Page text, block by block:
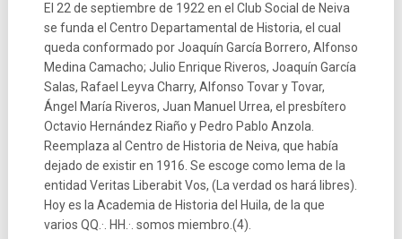
El 22 de septiembre de 1922 en el Club Social de Neiva
se funda el Centro Departamental de Historia, el cual
queda conformado por Joaquín García Borrero, Alfonso
Medina Camacho; Julio Enrique Riveros, Joaquín García
Salas, Rafael Leyva Charry, Alfonso Tovar y Tovar,
Ángel María Riveros, Juan Manuel Urrea, el presbítero
Octavio Hernández Riaño y Pedro Pablo Anzola.
Reemplaza al Centro de Historia de Neiva, que había
dejado de existir en 1916. Se escoge como lema de la
entidad Veritas Liberabit Vos, (La verdad os hará libres).
Hoy es la Academia de Historia del Huila, de la que
varios QQ.·. HH.·. somos miembro.(4).